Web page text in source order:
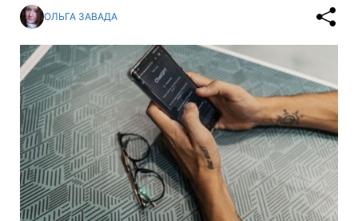
ОЛЬГА ЗАВАДА